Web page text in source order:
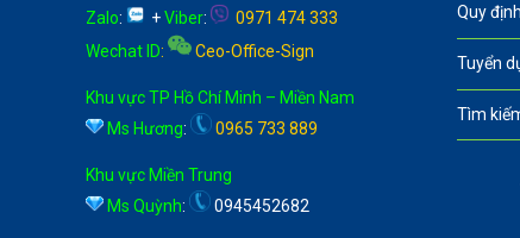
Zalo: +Viber:
0971 474 333
Wechat ID: Ceo-Office-Sign
Khu vực TP Hồ Chí Minh – Miền Nam
Ms Hương: 0965 733 889
Khu vực Miền Trung
Ms Quỳnh: 0945452682
Quy
Tuyển
Tìm